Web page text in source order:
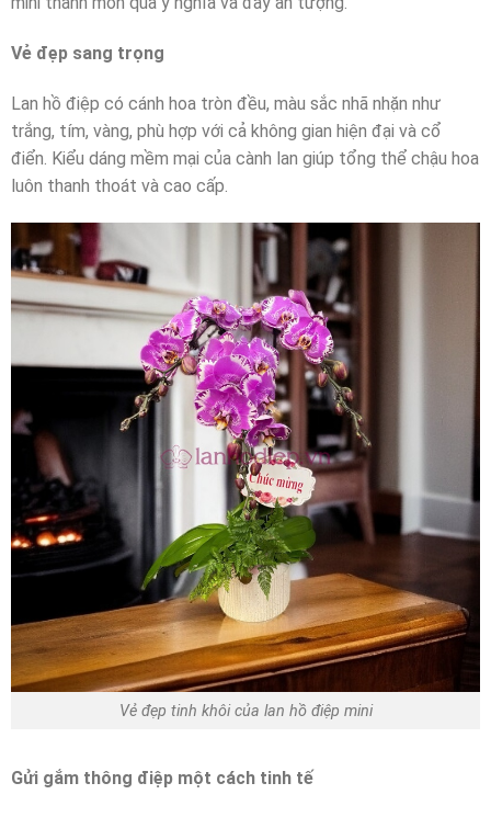
Vẻ đẹp sang trọng
Lan hồ điệp có cánh hoa tròn đều, màu sắc nhã nhặn như
trắng, tím, vàng, phù hợp với cả không gian hiện đại và cổ
điển. Kiểu dáng mềm mại của cành lan giúp tổng thể chậu hoa
luôn thanh thoát và cao cấp.
Vẻ đẹp tinh khôi của lan hồ điệp mini
Gửi gắm thông điệp một cách tinh tế